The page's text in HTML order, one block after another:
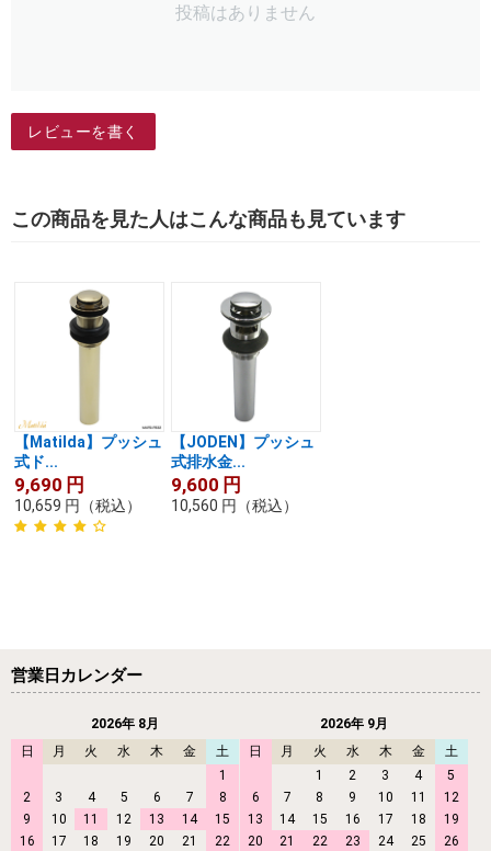
投稿はありません
レビューを書く
この商品を見た人はこんな商品も見ています
【Matilda】プッシュ
式ド...
9,690 円
10,659 円 （税込）
【JODEN】プッシュ
式排水金...
9,600 円
10,560 円 （税込）
営業日カレンダー
2026年 8月
日
月 火 水 木 金
土
1
2
3 4 5 6 7
8
9
10 11 12 13 14
15
16
17 18 19 20 21
22
2026年 9月
日
月 火 水 木 金
土
1
2 3 4
5
6
7 8 9 10 11
12
13
14 15 16 17 18
19
20
21 22 23 24 25
26